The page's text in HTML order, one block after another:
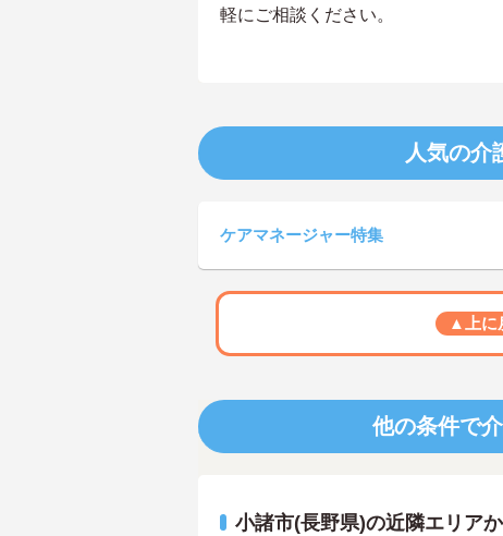
軽にご相談ください。
人気の介
ケアマネージャー特集
▲上に
他の条件で
小諸市(長野県)の近隣エリア